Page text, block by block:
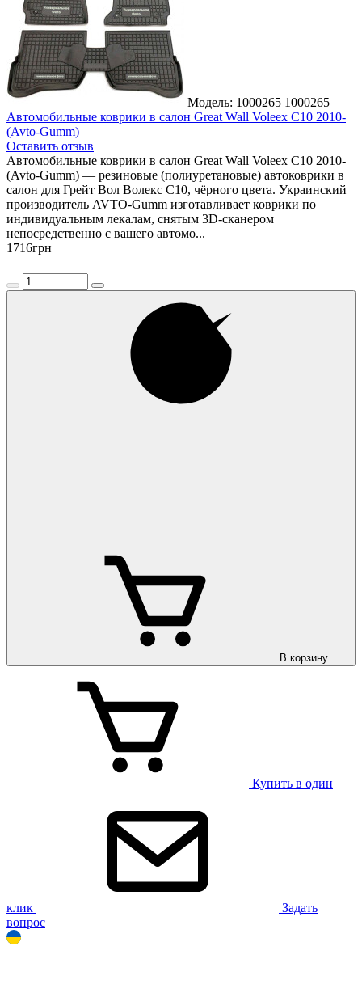
Модель: 1000265 1000265
Автомобильные коврики в салон Great Wall Voleex C10 2010-
(Avto-Gumm)
Оставить отзыв
Автомобильные коврики в салон Great Wall Voleex C10 2010-
(Avto-Gumm) — резиновые (полиуретановые) автоковрики в
салон для Грейт Вол Волекс С10, чёрного цвета. Украинский
производитель AVTO-Gumm изготавливает коврики по
индивидуальным лекалам, снятым 3D-сканером
непосредственно с вашего автомо...
1716грн
В корзину
Купить в один
клик
Задать
вопрос